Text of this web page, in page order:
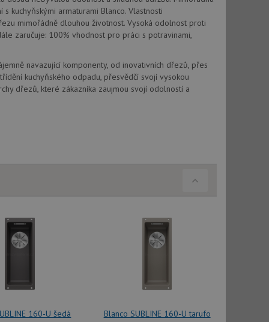
kuchyňskými armaturami Blanco. Vlastnosti
mimořádně dlouhou životnost. Vysoká odolnost proti
zaručuje: 100% vhodnost pro práci s potravinami,
navazující komponenty, od inovativních dřezů, přes
kuchyňského odpadu, přesvědčí svojí vysokou
dřezů, které zákazníka zaujmou svojí odolností a
160-U šedá
Blanco SUBLINE 160-U tarufo
relace.
že jejich
a
koncový uživatel
ale pokud je
a
používá
koncový uživatel
vložená do